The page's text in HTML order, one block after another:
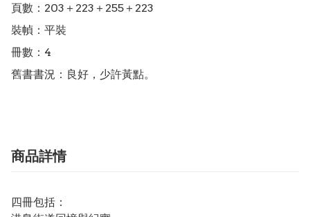
頁數：203＋223＋255＋223
裝幀：平裝
冊數：4
舊書書況：良好，少許黃點。
商品詳情
四冊包括：